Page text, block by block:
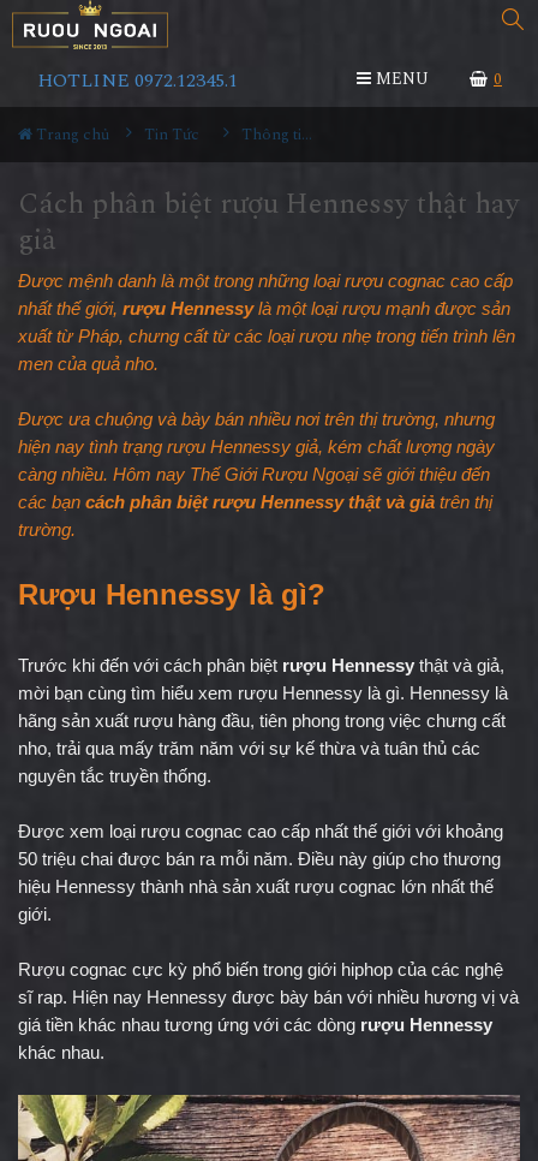
0
HOTLINE 0972.12345.1 MENU
Trang chủ Tin Tức Thông tin Rượu ngoại
Cách phân biệt rượu Hennessy thật hay
giả
Được mệnh danh là một trong những loại rượu cognac cao cấp
nhất thế giới, rượu Hennessy là một loại rượu mạnh được sản
xuất từ Pháp, chưng cất từ các loại rượu nhẹ trong tiến trình lên
men của quả nho.
Được ưa chuộng và bày bán nhiều nơi trên thị trường, nhưng
hiện nay tình trạng rượu Hennessy giả, kém chất lượng ngày
càng nhiều. Hôm nay Thế Giới Rượu Ngoại sẽ giới thiệu đến
các bạn cách phân biệt rượu Hennessy thật và giả trên thị
trường.
Rượu Hennessy là gì?
Trước khi đến với cách phân biệt rượu Hennessy thật và giả,
mời bạn cùng tìm hiểu xem rượu Hennessy là gì. Hennessy là
hãng sản xuất rượu hàng đầu, tiên phong trong việc chưng cất
nho, trải qua mấy trăm năm với sự kế thừa và tuân thủ các
nguyên tắc truyền thống.
Được xem loại rượu cognac cao cấp nhất thế giới với khoảng
50 triệu chai được bán ra mỗi năm. Điều này giúp cho thương
hiệu Hennessy thành nhà sản xuất rượu cognac lớn nhất thế
giới.
Rượu cognac cực kỳ phổ biến trong giới hiphop của các nghệ
sĩ rap. Hiện nay Hennessy được bày bán với nhiều hương vị và
giá tiền khác nhau tương ứng với các dòng rượu Hennessy
khác nhau.